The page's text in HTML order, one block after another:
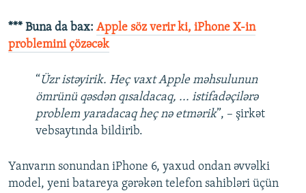
*** Buna da bax: Apple söz verir ki, iPhone X-in
problemini çözəcək
“Üzr istəyirik. Heç vaxt Apple məhsulunun
ömrünü qəsdən qısaldacaq, ... istifadəçilərə
problem yaradacaq heç nə etmərik”, – şirkət
vebsaytında bildirib.
Yanvarın sonundan iPhone 6, yaxud ondan əvvəlki
model, yeni batareya gərəkən telefon sahibləri üçün